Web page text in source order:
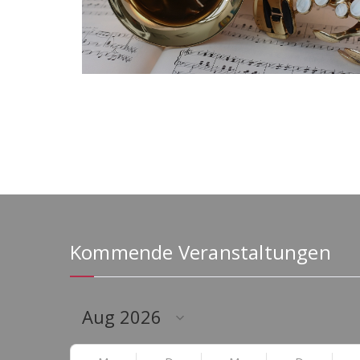
Kommende Veranstaltungen